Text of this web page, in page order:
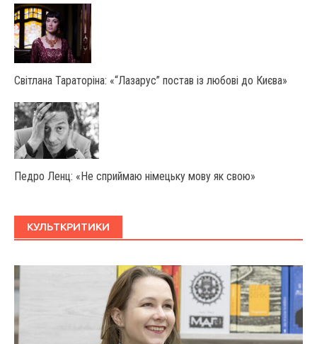
Світлана Тараторіна: «“Лазарус” постав із любові до Києва»
Педро Ленц: «Не сприймаю німецьку мову як свою»
КУЛЬТКРИТИКИ